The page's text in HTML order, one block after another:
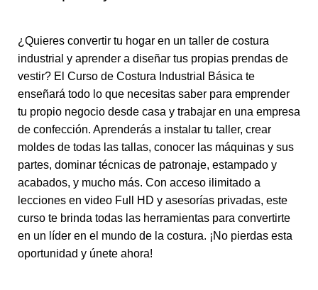
¿Quieres convertir tu hogar en un taller de costura
industrial y aprender a diseñar tus propias prendas de
vestir? El Curso de Costura Industrial Básica te
enseñará todo lo que necesitas saber para emprender
tu propio negocio desde casa y trabajar en una empresa
de confección. Aprenderás a instalar tu taller, crear
moldes de todas las tallas, conocer las máquinas y sus
partes, dominar técnicas de patronaje, estampado y
acabados, y mucho más. Con acceso ilimitado a
lecciones en video Full HD y asesorías privadas, este
curso te brinda todas las herramientas para convertirte
en un líder en el mundo de la costura. ¡No pierdas esta
oportunidad y únete ahora!